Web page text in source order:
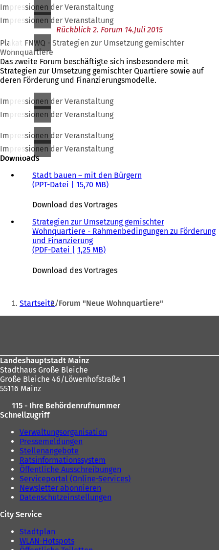
Impressionen der Veranstaltung
Impressionen der Veranstaltung
Rückblick 2. Forum 14.Juli 2015
Plakat FNWQ - Strategien zur Umsetzung gemischter
Wohnquartiere
Das zweite Forum beschäftigte sich insbesondere mit
Strategien zur Umsetzung gemischter Quartiere sowie auf
deren Förderung und Finanzierungsmodelle.
Impressionen der Veranstaltung
Impressionen der Veranstaltung
Impressionen der Veranstaltung
Impressionen der Veranstaltung
Downloads
Stadt bauen – mit den Bürgern
PPT-Datei
15,70 MB
Download des Vortrages
Strategien zur Umsetzung gemischter
Wohnquartiere - Rahmenbedingungen zu Förderung
und Finanzierung
PDF-Datei 1,25 MB
Download des Vortrages
Sie
befinden
Startseite Forum "Neue Wohnquartiere"
Landeshauptstadt Mainz
Stadthaus Große Bleiche
Große Bleiche 46/Löwenhofstraße 1
55116 Mainz
115 - Ihre Behördenrufnummer
Schnellzugriff
Verwaltungsorganisation
Pressemeldungen
Stellenangebote
Ratsinformationssystem
Öffentliche Ausschreibungen
Serviceportal (Online-Services)
Newsletter abonnieren
Datenschutzeinstellungen
City Service
Stadtplan
WLAN-Hotspots